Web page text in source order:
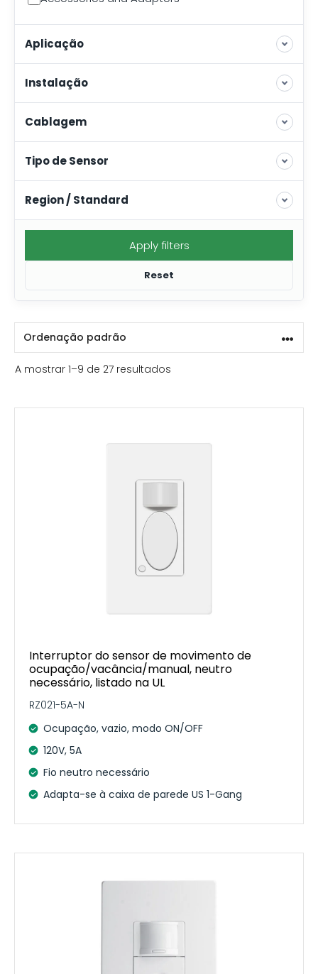
Aplicação
Instalação
Cablagem
Tipo de Sensor
Region / Standard
Apply filters
Reset
A mostrar 1–9 de 27 resultados
Interruptor do sensor de movimento de
ocupação/vacância/manual, neutro
necessário, listado na UL
RZ021-5A-N
Ocupação, vazio, modo ON/OFF
120V, 5A
Fio neutro necessário
Adapta-se à caixa de parede US 1-Gang